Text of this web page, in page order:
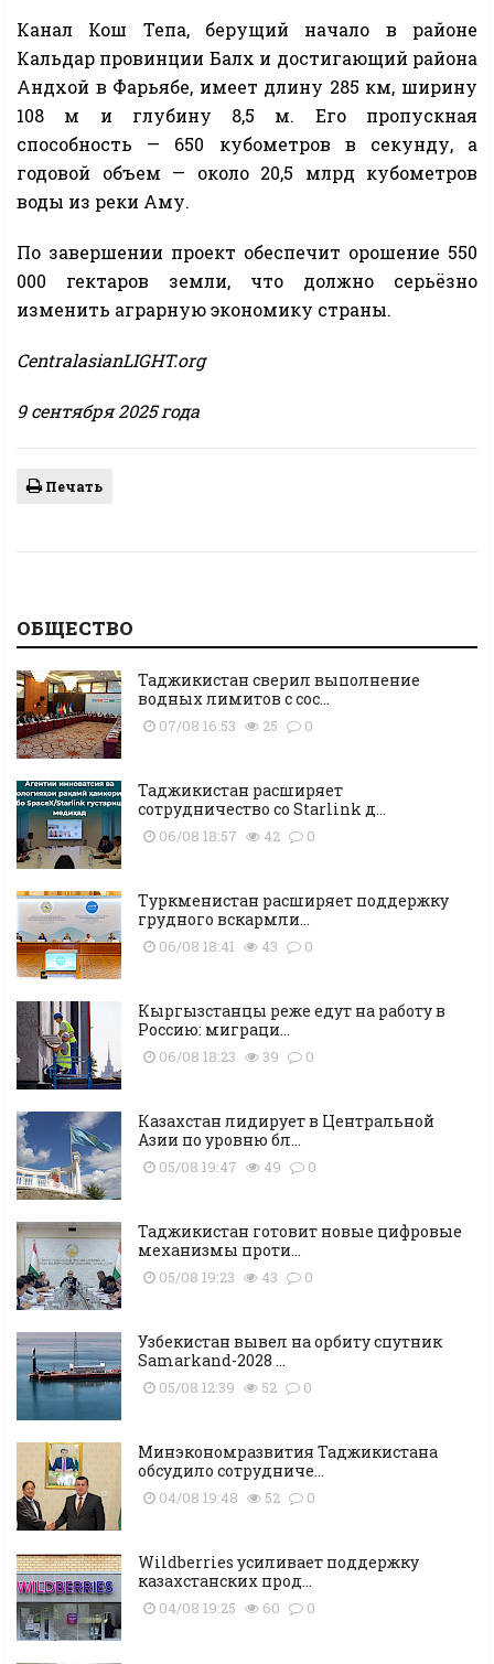
Канал Кош Тепа, берущий начало в районе
Кальдар провинции Балх и достигающий района
Андхой в Фарьябе, имеет длину 285 км, ширину
108 м и глубину 8,5 м. Его пропускная
способность — 650 кубометров в секунду, а
годовой объем — около 20,5 млрд кубометров
воды из реки Аму.
По завершении проект обеспечит орошение 550
000 гектаров земли, что должно серьёзно
изменить аграрную экономику страны.
CentralasianLIGHT.org
9 сентября 2025 года
Печать
ОБЩЕСТВО
Таджикистан сверил выполнение
водных лимитов с сос...
07/08 16:53 25 0
Таджикистан расширяет
сотрудничество со Starlink д...
06/08 18:57 42 0
Туркменистан расширяет поддержку
грудного вскармли...
06/08 18:41 43 0
Кыргызстанцы реже едут на работу в
Россию: миграци...
06/08 18:23 39 0
Казахстан лидирует в Центральной
Азии по уровню бл...
05/08 19:47 49 0
Таджикистан готовит новые цифровые
механизмы проти...
05/08 19:23 43 0
Узбекистан вывел на орбиту спутник
Samarkand-2028 ...
05/08 12:39 52 0
Минэкономразвития Таджикистана
обсудило сотрудниче...
04/08 19:48 52 0
Wildberries усиливает поддержку
казахстанских прод...
04/08 19:25 60 0